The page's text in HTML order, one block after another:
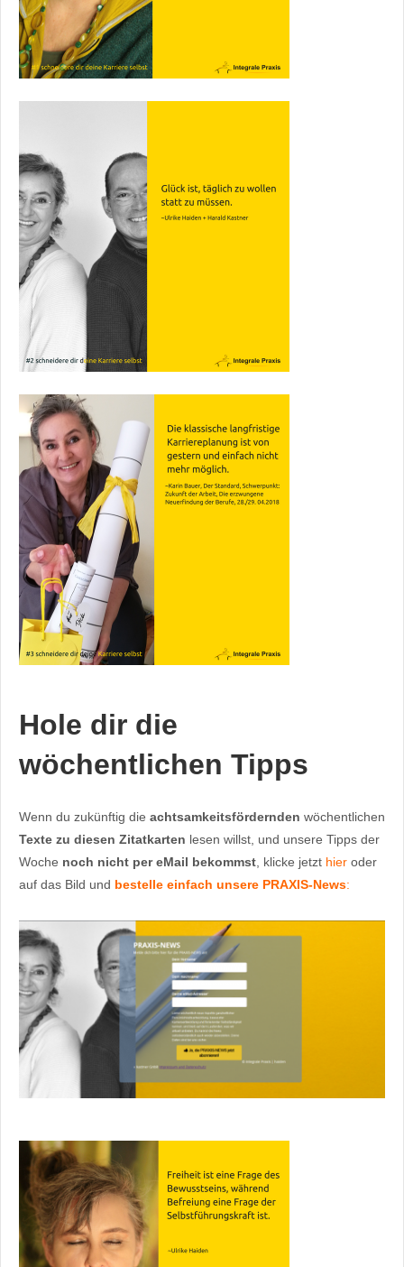
Hole dir die
wöchentlichen Tipps
Wenn du zukünftig die achtsamkeitsfördernden wöchentlichen
Texte zu diesen Zitatkarten lesen willst, und unsere Tipps der
Woche noch nicht per eMail bekommst , klicke jetzt hier oder
auf das Bild und bestelle einfach unsere PRAXIS-News: